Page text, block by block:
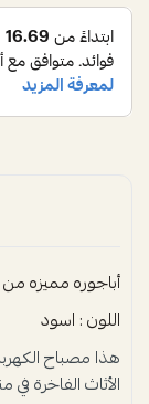
أباجوره مميزه
اللون : اسود
هذا مصباح
الأثاث الفاخرة في